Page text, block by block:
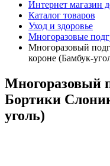
Интернет магазин
Каталог товаров
Уход и здоровье
Многоразовые
Многоразовый
короне (Бамбук-
Многоразовый
Бортики
уголь)